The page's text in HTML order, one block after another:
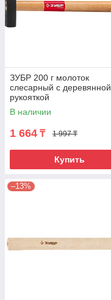
ЗУБР 200 г молоток
слесарный с деревянной
рукояткой
В наличии
1 664 ₸ 1 997 ₸
Купить
–13%